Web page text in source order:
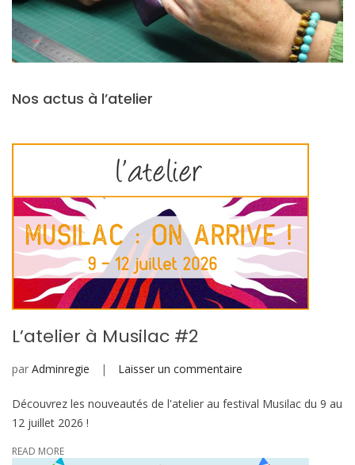
Nos actus à l’atelier
L’atelier à Musilac #2
par Adminregie Laisser un commentaire
à
Découvrez les nouveautés de l'atelier au festival Musilac du 9 au
12 juillet 2026 !
READ MORE